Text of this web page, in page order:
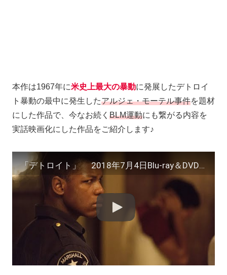
本作は1967年に米史上最大の暴動に発展したデトロイ
ト暴動の最中に発生したアルジェ・モーテル事件を題材
にした作品で、今なお続く BLM運動にも繋がる内容を
実話映画化にした作品をご紹介します♪
​「デトロイト」 2018年7月4日Blu-ray＆DVDリリース！